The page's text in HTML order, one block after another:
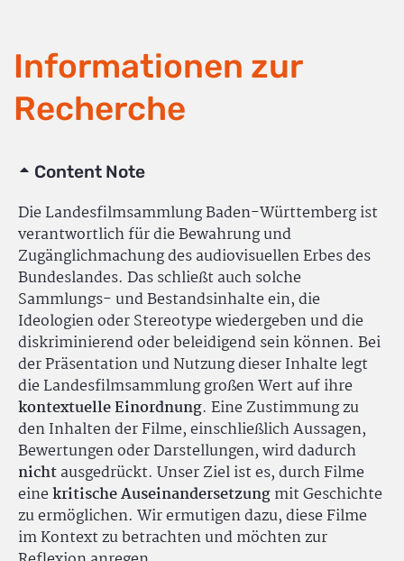
Informationen zur
Recherche
Content Note
Die Landesfilmsammlung Baden-Württemberg ist
verantwortlich für die Bewahrung und
Zugänglichmachung des audiovisuellen Erbes des
Bundeslandes. Das schließt auch solche
Sammlungs- und Bestandsinhalte ein, die
Ideologien oder Stereotype wiedergeben und die
diskriminierend oder beleidigend sein können. Bei
der Präsentation und Nutzung dieser Inhalte legt
die Landesfilmsammlung großen Wert auf ihre
kontextuelle Einordnung. Eine Zustimmung zu
den Inhalten der Filme, einschließlich Aussagen,
Bewertungen oder Darstellungen, wird dadurch
nichtausgedrückt. Unser Ziel ist es, durch Filme
einekritische Auseinandersetzungmit Geschichte
zu ermöglichen. Wir ermutigen dazu, diese Filme
im Kontext zu betrachten und möchten zur